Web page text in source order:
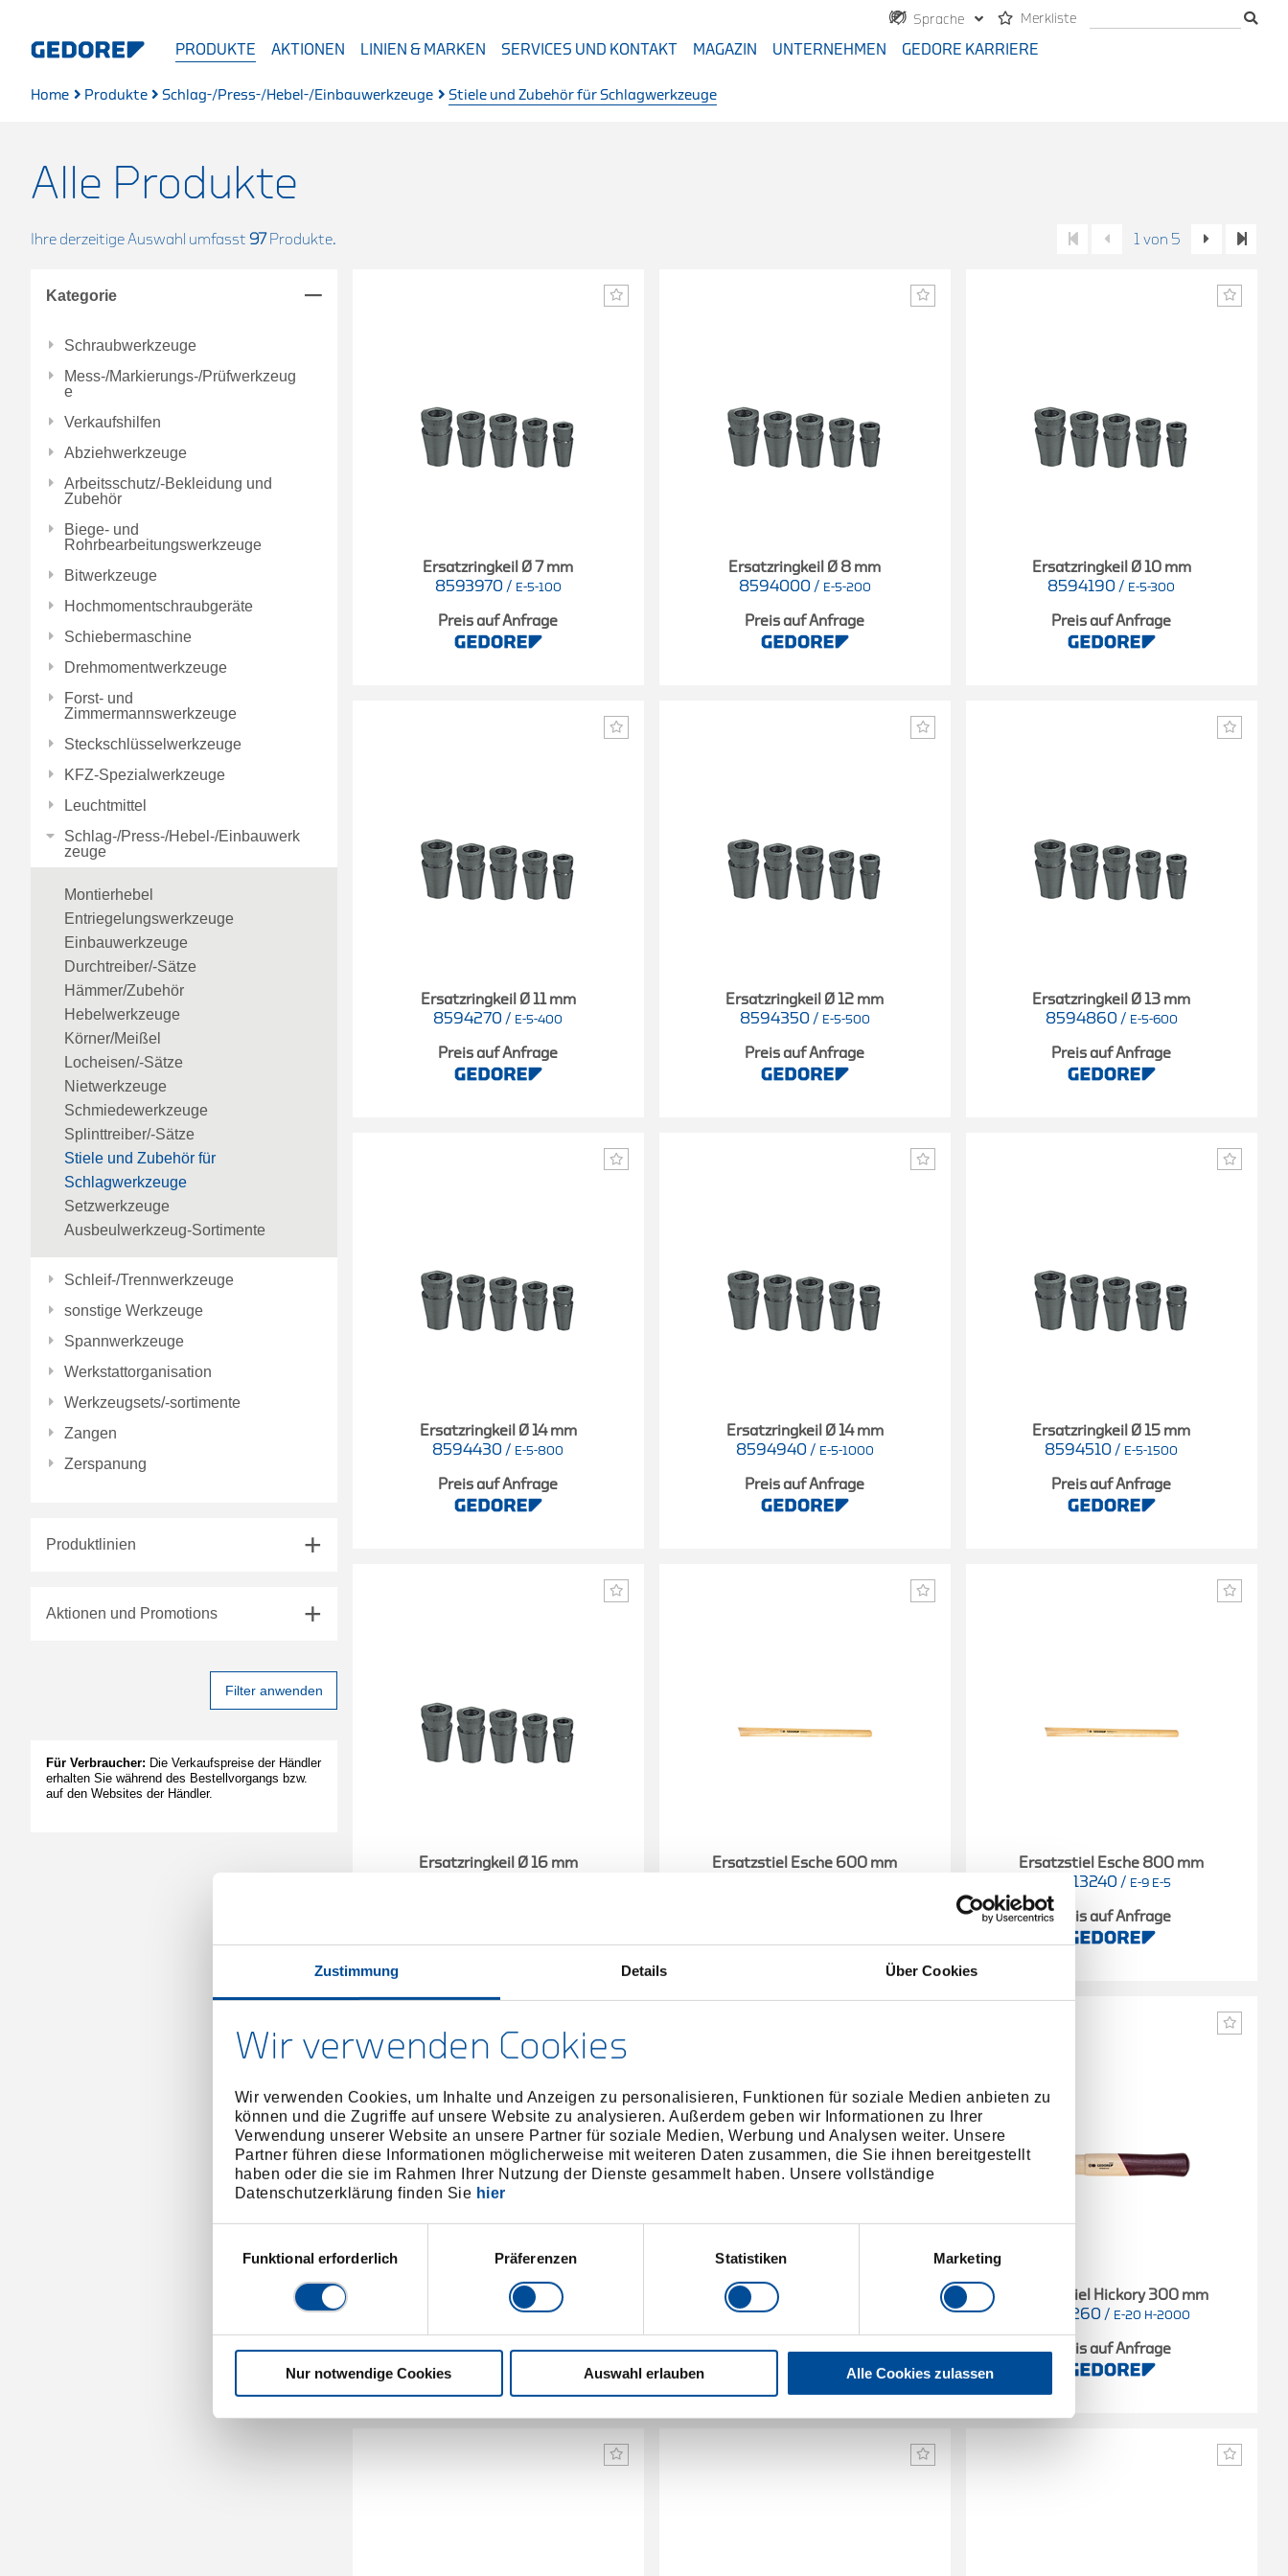
Zustimmung Details Über Cookies
Wir verwenden Cookies
Wir verwenden Cookies, um Inhalte und Anzeigen zu personalisieren, Funktionen für soziale Medien anbieten zu
können und die Zugriffe auf unsere Website zu analysieren. Außerdem geben wir Informationen zu Ihrer
Verwendung unserer Website an unsere Partner für soziale Medien, Werbung und Analysen weiter. Unsere
Partner führen diese Informationen möglicherweise mit weiteren Daten zusammen, die Sie ihnen bereitgestellt
haben oder die sie im Rahmen Ihrer Nutzung der Dienste gesammelt haben. Unsere vollständige
Datenschutzerklärung finden Sie hier
Funktional erforderlich
Präferenzen Statistiken Marketing
Nur notwendige Cookies Auswahl erlauben Alle Cookies zulassen
Sprache Merkliste
PRODUKTE AKTIONEN LINIEN & MARKEN SERVICES UND KONTAKT MAGAZIN UNTERNEHMEN GEDORE KARRIERE
Home Produkte Schlag-/Press-/Hebel-/Einbauwerkzeuge Stiele und Zubehör für Schlagwerkzeuge
Alle Produkte
Ihre derzeitige Auswahl umfasst 97 Produkte. 1 von 5
Kategorie
Schraubwerkzeuge
Mess-/Markierungs-/Prüfwerkzeug
e
Verkaufshilfen
Abziehwerkzeuge
Arbeitsschutz/-Bekleidung und
Zubehör
Biege- und
Rohrbearbeitungswerkzeuge
Bitwerkzeuge
Hochmomentschraubgeräte
Schiebermaschine
Drehmomentwerkzeuge
Forst- und
Zimmermannswerkzeuge
Steckschlüsselwerkzeuge
KFZ-Spezialwerkzeuge
Leuchtmittel
Schlag-/Press-/Hebel-/Einbauwerk
zeuge
Montierhebel
Entriegelungswerkzeuge
Einbauwerkzeuge
Durchtreiber/-Sätze
Hämmer/Zubehör
Hebelwerkzeuge
Körner/Meißel
Locheisen/-Sätze
Nietwerkzeuge
Schmiedewerkzeuge
Splinttreiber/-Sätze
Stiele und Zubehör für
Schlagwerkzeuge
Setzwerkzeuge
Ausbeulwerkzeug-Sortimente
Schleif-/Trennwerkzeuge
sonstige Werkzeuge
Spannwerkzeuge
Werkstattorganisation
Werkzeugsets/-sortimente
Zangen
Zerspanung
Produktlinien
Aktionen und Promotions
Filter anwenden
Für Verbraucher: Die Verkaufspreise der Händler
erhalten Sie während des Bestellvorgangs bzw.
auf den Websites der Händler.
Ersatzringkeil Ø 7 mm
8593970 / E-5-100
Preis auf Anfrage
Ersatzringkeil Ø 8 mm
8594000 / E-5-200
Preis auf Anfrage
Ersatzringkeil Ø 10 mm
8594190 / E-5-300
Preis auf Anfrage
Ersatzringkeil Ø 11 mm
8594270 / E-5-400
Preis auf Anfrage
Ersatzringkeil Ø 12 mm
8594350 / E-5-500
Preis auf Anfrage
Ersatzringkeil Ø 13 mm
8594860 / E-5-600
Preis auf Anfrage
Ersatzringkeil Ø 14 mm
8594430 / E-5-800
Preis auf Anfrage
Ersatzringkeil Ø 14 mm
8594940 / E-5-1000
Preis auf Anfrage
Ersatzringkeil Ø 15 mm
8594510 / E-5-1500
Preis auf Anfrage
Ersatzringkeil Ø 16 mm
Ersatzstiel Esche 600 mm
Ersatzstiel Esche 800 mm
8613240 / E-9 E-5
Preis auf Anfrage
Ersatzstiel Hickory 260 mm
E-20 H-1000
Preis auf Anfrage
Ersatzstiel Hickory 280 mm
8637180
Preis auf Anfrage
Ersatzstiel Hickory 300 mm
8637260 / E-20 H-2000
Preis auf Anfrage